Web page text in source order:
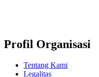
Profil Organisasi
Tentang Kami
Legalitas